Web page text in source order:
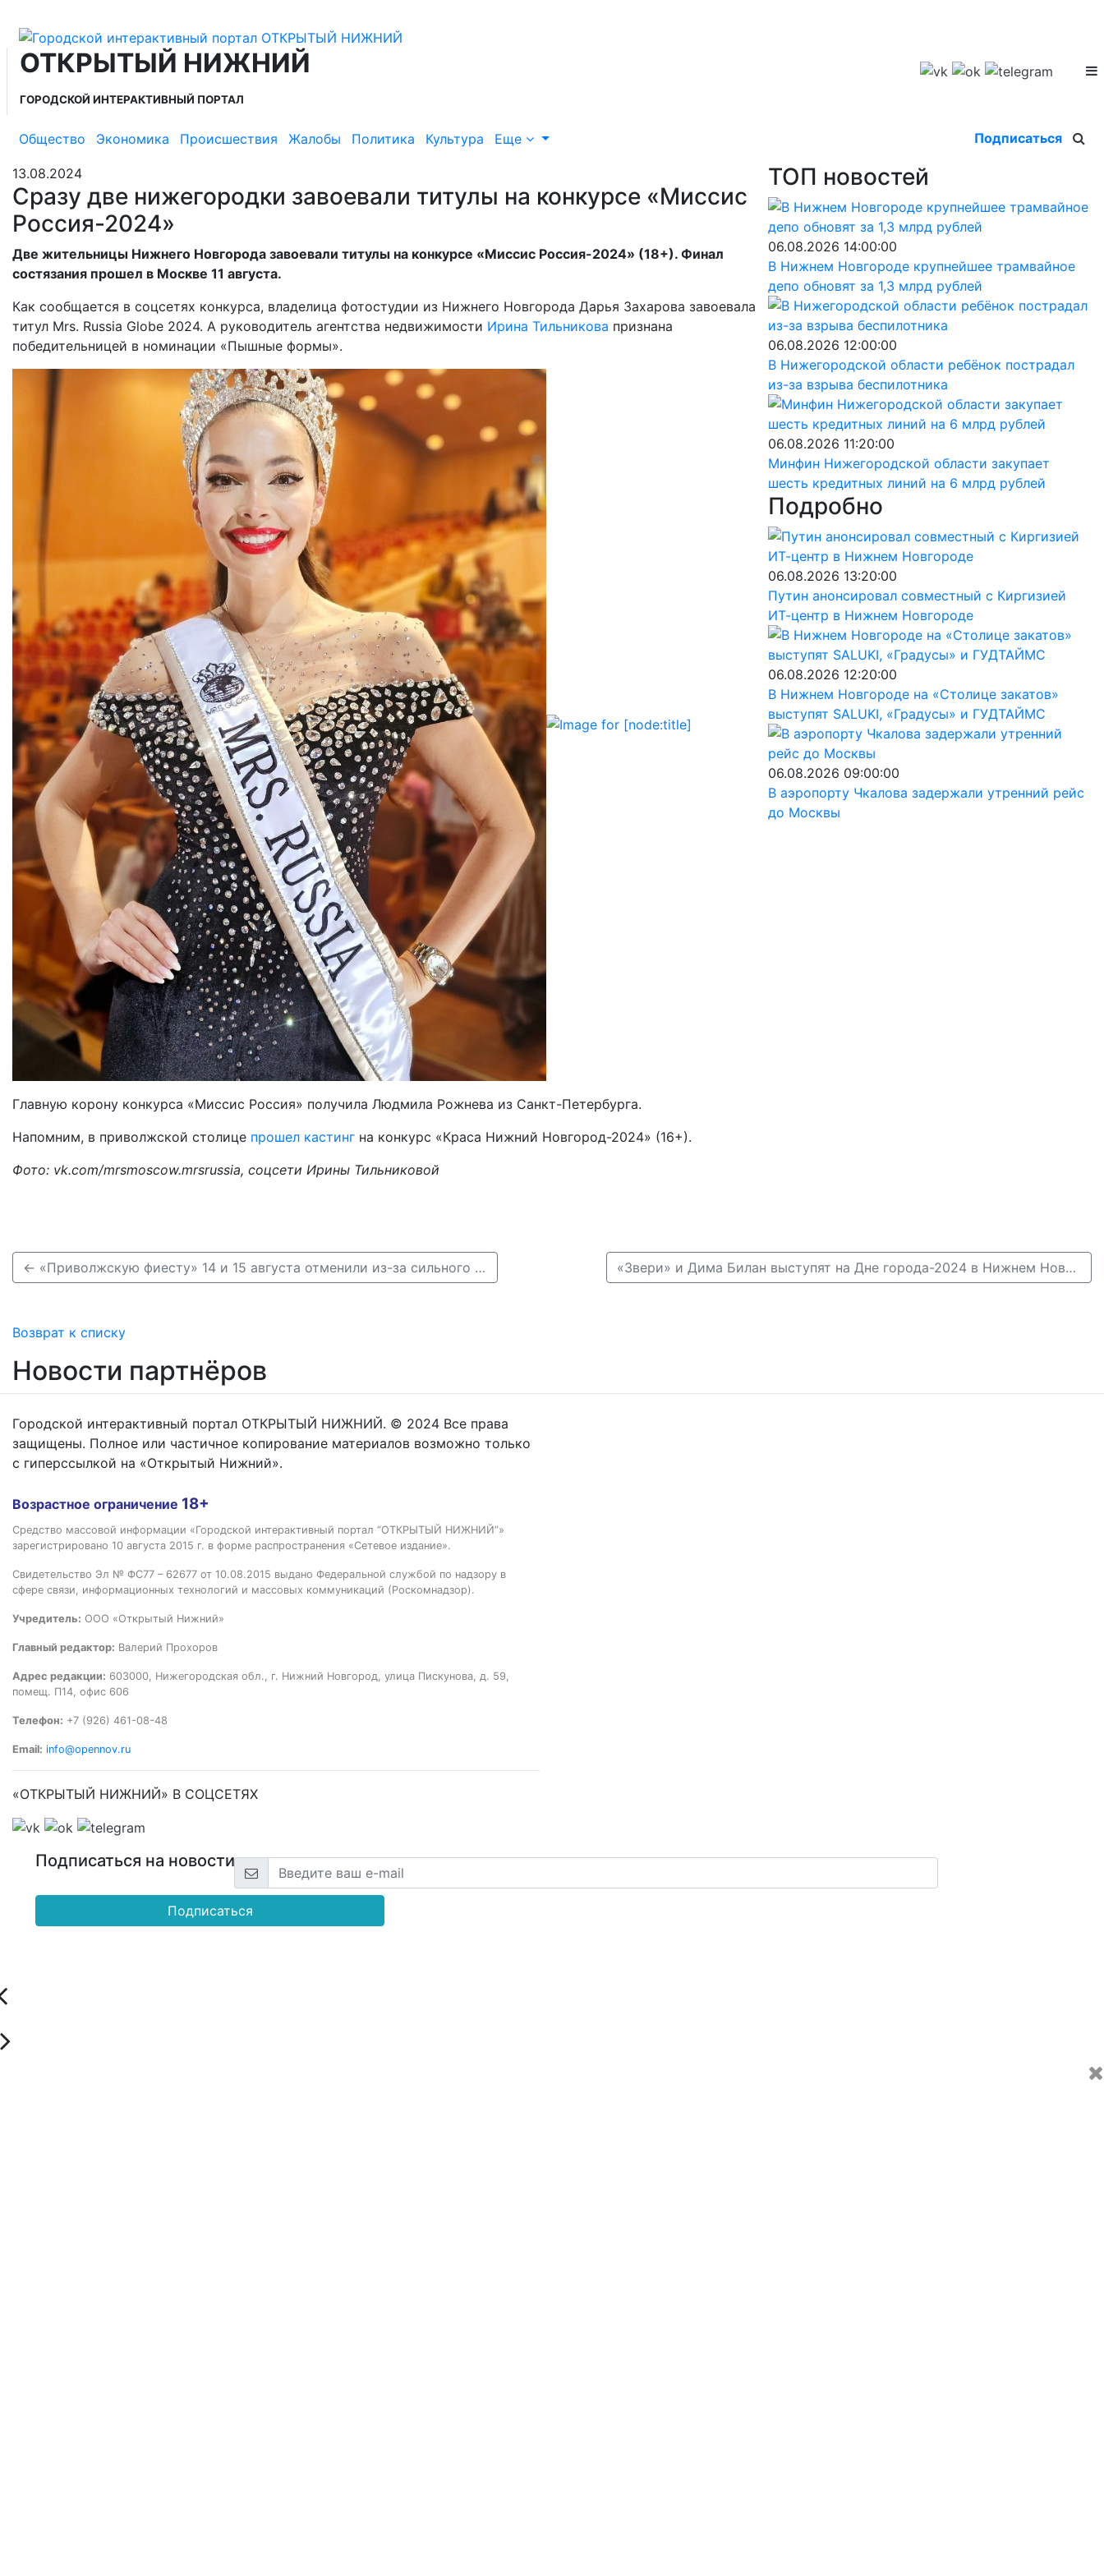
ОТКРЫТЫЙ НИЖНИЙ
ГОРОДСКОЙ ИНТЕРАКТИВНЫЙ ПОРТАЛ
Общество Экономика Происшествия Жалобы Политика Культура Еще Подписаться
13.08.2024
Сразу две нижегородки завоевали титулы на конкурсе «Миссис
Россия-2024»
Две жительницы Нижнего Новгорода завоевали титулы на конкурсе «Миссис Россия-2024» (18+). Финал
состязания прошел в Москве 11 августа.
Как сообщается в соцсетях конкурса, владелица фотостудии из Нижнего Новгорода Дарья Захарова завоевала
титул Mrs. Russia Globe 2024. А руководитель агентства недвижимости Ирина Тильникова признана
победительницей в номинации «Пышные формы».
Главную корону конкурса «Миссис Россия» получила Людмила Рожнева из Санкт-Петербурга.
Напомним, в приволжской столице прошел кастинг на конкурс «Краса Нижний Новгород-2024» (16+).
Фото: vk.com/mrsmoscow.mrsrussia, соцсети Ирины Тильниковой
ТОП новостей
06.08.2026 14:00:00
В Нижнем Новгороде крупнейшее трамвайное
депо обновят за 1,3 млрд рублей
06.08.2026 12:00:00
В Нижегородской области ребёнок пострадал
из-за взрыва беспилотника
06.08.2026 11:20:00
Минфин Нижегородской области закупает
шесть кредитных линий на 6 млрд рублей
Подробно
06.08.2026 13:20:00
Путин анонсировал совместный с Киргизией
ИТ-центр в Нижнем Новгороде
06.08.2026 12:20:00
В Нижнем Новгороде на «Столице закатов»
выступят SALUKI, «Градусы» и ГУДТАЙМС
06.08.2026 09:00:00
В аэропорту Чкалова задержали утренний рейс
до Москвы
← «Приволжскую фиесту» 14 и 15 августа отменили из-за сильного ветра «Звери» и Дима Билан выступят на Дне города-2024 в Нижнем Новгороде →
Возврат к списку
Новости партнёров
Городской интерактивный портал ОТКРЫТЫЙ НИЖНИЙ. © 2024 Все права
защищены. Полное или частичное копирование материалов возможно только
с гиперссылкой на «Открытый Нижний».
Возрастное ограничение 18+
Средство массовой информации «Городской интерактивный портал “ОТКРЫТЫЙ НИЖНИЙ”»
зарегистрировано 10 августа 2015 г. в форме распространения «Сетевое издание».
Свидетельство Эл № ФС77 – 62677 от 10.08.2015 выдано Федеральной службой по надзору в
сфере связи, информационных технологий и массовых коммуникаций (Роскомнадзор).
Учредитель: ООО «Открытый Нижний»
Главный редактор: Валерий Прохоров
Адрес редакции: 603000, Нижегородская обл., г. Нижний Новгород, улица Пискунова, д. 59,
помещ. П14, офис 606
Телефон: +7 (926) 461-08-48
Email: info@opennov.ru
«ОТКРЫТЫЙ НИЖНИЙ» В СОЦСЕТЯХ
Подписаться на новости
Подписаться